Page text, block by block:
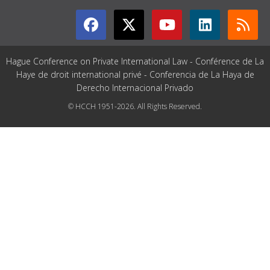
Hague Conference on Private International Law - Conférence de La
Haye de droit international privé - Conferencia de La Haya de
Derecho Internacional Privado
© HCCH 1951-2026. All Rights Reserved.